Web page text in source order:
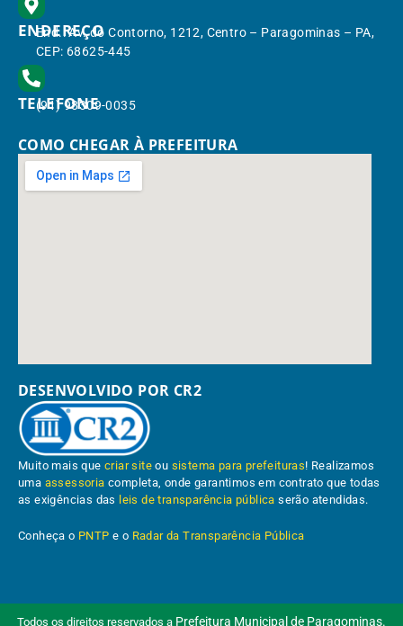
ENDEREÇO
End.: Av. do Contorno, 1212, Centro – Paragominas – PA,
CEP: 68625-445
TELEFONE
(91) 98309-0035
COMO CHEGAR À PREFEITURA
DESENVOLVIDO POR CR2
Muito mais quecriar site ou sistema para prefeituras! Realizamos
uma assessoria completa, onde garantimos em contrato que todas
as exigências das leis de transparência pública serão atendidas.
Conheça o PNTP e o Radar da Transparência Pública
Todos os direitos reservados a Prefeitura Municipal de Paragominas.